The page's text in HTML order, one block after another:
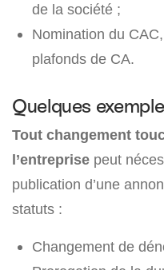
de la société ;
Nomination du
plafonds de CA.
Quelques
Tout changement
l’entreprise peut
publication d’une
statuts :
Changement de